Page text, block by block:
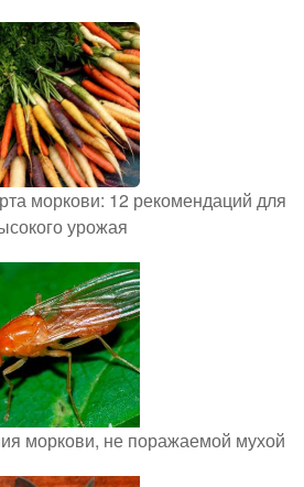
моркови: 12 рекомендаций для
урожая
моркови, не поражаемой мухой